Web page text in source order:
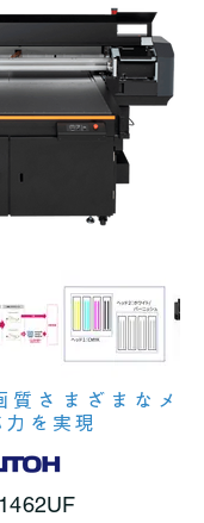
質さまざまなメ
を実現